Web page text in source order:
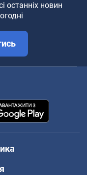
останніх новин